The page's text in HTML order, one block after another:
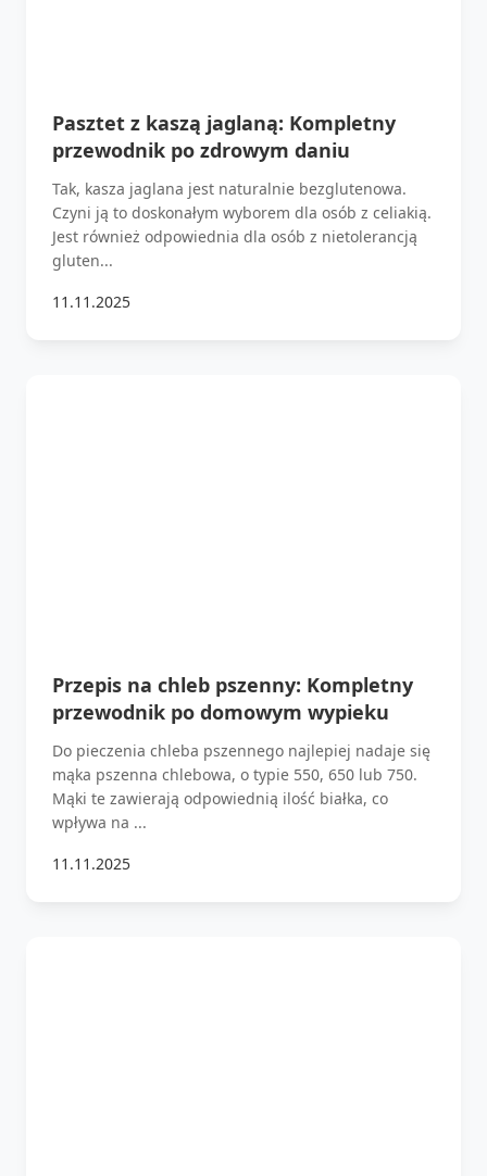
Pasztet z kaszą jaglaną: Kompletny
przewodnik po zdrowym daniu
Tak, kasza jaglana jest naturalnie bezglutenowa.
Czyni ją to doskonałym wyborem dla osób z celiakią.
Jest również odpowiednia dla osób z nietolerancją
gluten...
11.11.2025
Przepis na chleb pszenny: Kompletny
przewodnik po domowym wypieku
Do pieczenia chleba pszennego najlepiej nadaje się
mąka pszenna chlebowa, o typie 550, 650 lub 750.
Mąki te zawierają odpowiednią ilość białka, co
wpływa na ...
11.11.2025